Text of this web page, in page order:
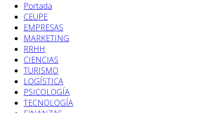
Portada
CEUPE
EMPRESAS
MARKETING
RRHH
CIENCIAS
TURISMO
LOGÍSTICA
PSICOLOGÍA
TECNOLOGÍA